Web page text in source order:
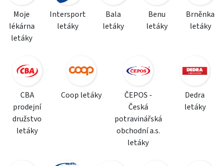
Moje
lékárna
letáky
Intersport
letáky
Bala
letáky
Benu
letáky
Brněnka
letáky
CBA
prodejní
družstvo
letáky
Coop letáky
ČEPOS -
Česká
potravinářská
obchodní a.s.
letáky
Dedra
letáky